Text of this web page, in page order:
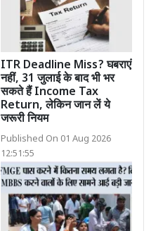
ITR Deadline Miss? घबराएं
नहीं, 31 जुलाई के बाद भी भर
सकते हैं Income Tax
Return, लेकिन जान लें ये
जरूरी नियम
Published On 01 Aug 2026
12:51:55